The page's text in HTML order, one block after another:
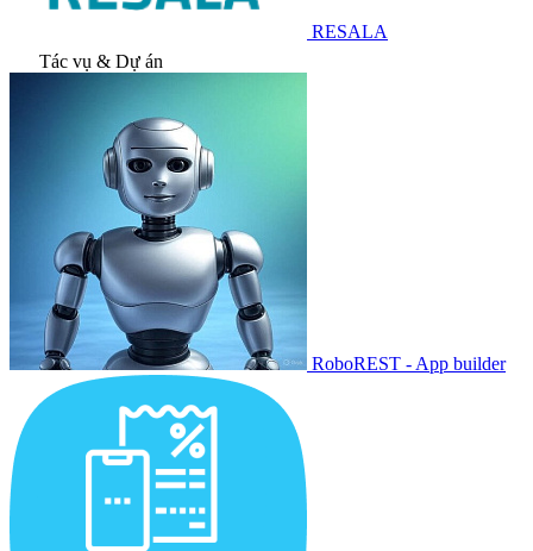
RESALA
Tác vụ & Dự án
RoboREST - App builder